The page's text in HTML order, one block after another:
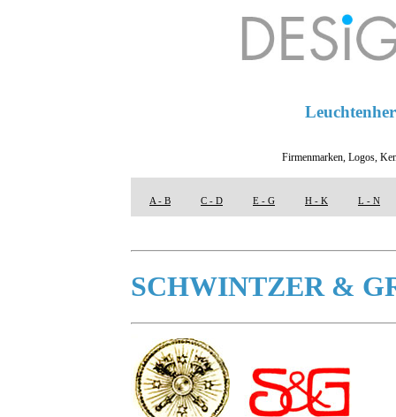
Firmenmarken, Logos,
A - B C - D E - G H - K L - N
SCHWINTZER &